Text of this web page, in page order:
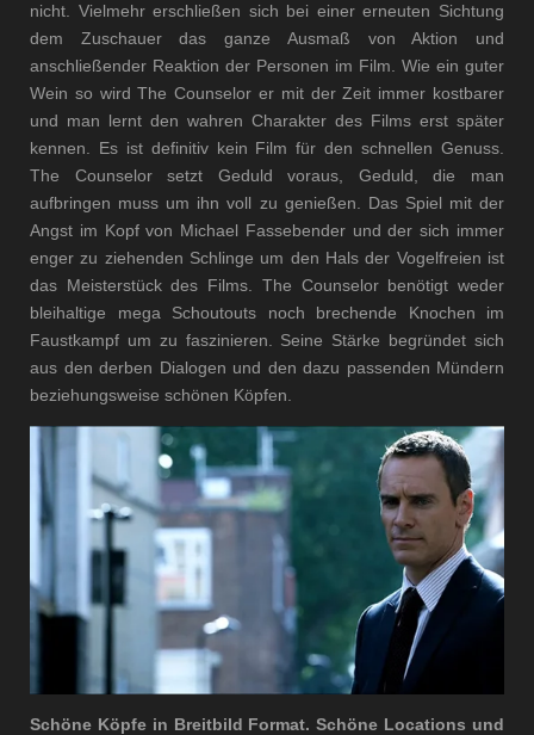
nicht. Vielmehr erschließen sich bei einer erneuten Sichtung
dem Zuschauer das ganze Ausmaß von Aktion und
anschließender Reaktion der Personen im Film. Wie ein guter
Wein so wird The Counselor er mit der Zeit immer kostbarer
und man lernt den wahren Charakter des Films erst später
kennen. Es ist definitiv kein Film für den schnellen Genuss.
The Counselor setzt Geduld voraus, Geduld, die man
aufbringen muss um ihn voll zu genießen. Das Spiel mit der
Angst im Kopf von Michael Fassebender und der sich immer
enger zu ziehenden Schlinge um den Hals der Vogelfreien ist
das Meisterstück des Films. The Counselor benötigt weder
bleihaltige mega Schoutouts noch brechende Knochen im
Faustkampf um zu faszinieren. Seine Stärke begründet sich
aus den derben Dialogen und den dazu passenden Mündern
beziehungsweise schönen Köpfen.
Schöne Köpfe in Breitbild Format. Schöne Locations und